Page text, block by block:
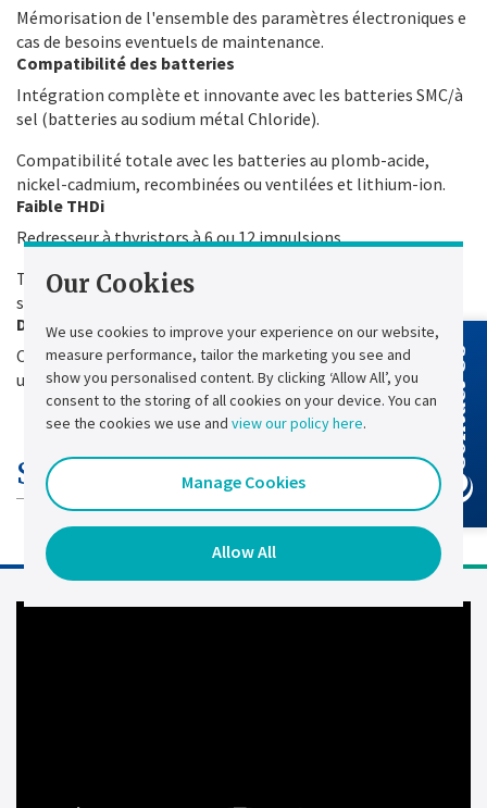
Mémorisation de l'ensemble des paramètres électroniques e
cas de besoins eventuels de maintenance.
Compatibilité des batteries
Intégration complète et innovante avec les batteries SMC/à
sel (batteries au sodium métal Chloride).
Compatibilité totale avec les batteries au plomb-acide,
nickel-cadmium, recombinées ou ventilées et lithium-ion.
Faible THDi
Redresseur à thyristors à 6 ou 12 impulsions.
Taux de distorsion harmonique (THDI) jusqu'à 5 % dans un
système SCR à 12 impulsions avec filtres harmoniques.
Durée de vie
Conçu pour plus de 20 ans de fonctionnement continu avec
un plan de maintenance approprié.
Spécifications techniques
Contact Us
Our Cookies
We use cookies to improve your experience on our website,
measure performance, tailor the marketing you see and
show you personalised content. By clicking ‘Allow All’, you
consent to the storing of all cookies on your device. You can
see the cookies we use and view our policy here.
Manage Cookies
Allow All